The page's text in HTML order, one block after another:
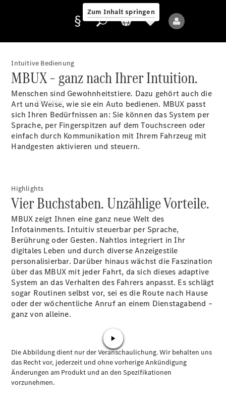
Zum Inhalt springen
Anbieter/Datenschutz
Modelle
Neue Modelle
Elektromodelle
Plug-in-Hybrid Modelle
Limousine
CLA
Elektrisch
CLA
C-Klasse
Limousine
Intuitive Bedienung
MBUX – ganz nach Ihrer Intuition.
Menschen sind Gewohnheitstiere. Dazu gehört auch die
Art und Weise, wie sie ein Auto bedienen. MBUX passt
sich Ihren Bedürfnissen an: Sie können das System per
Sprache, per Fingerspitzen auf dem Touchscreen oder
einfach durch Kommunikation mit Ihrem Fahrzeug mit
Handgesten aktivieren und steuern.
Highlights
Vier Buchstaben. Unzählige Vorteile.
MBUX zeigt Ihnen eine ganz neue Welt des
Infotainments. Intuitiv steuerbar per Sprache,
Berührung oder Gesten. Nahtlos integriert in Ihr
digitales Leben und durch diverse Anzeigestile
personalisierbar. Darüber hinaus wächst die Faszination
über das MBUX mit jeder Fahrt, da sich dieses adaptive
System an das Verhalten des Fahrers anpasst. Es schlägt
sogar Routinen selbst vor, sei es die Route nach Hause
oder der wöchentliche Anruf an einem Dienstagabend –
ganz von alleine.